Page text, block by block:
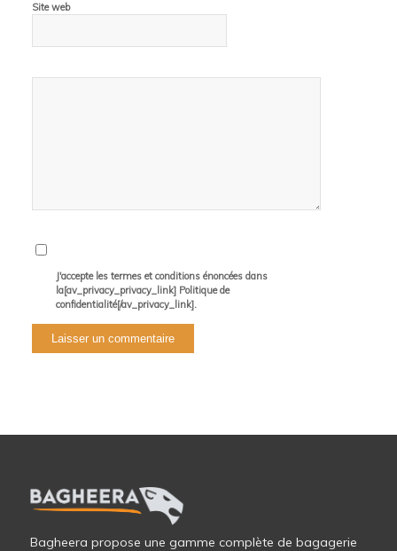
Site web
J'accepte les termes et conditions énoncées dans
la[av_privacy_privacy_link] Politique de
confidentialité[/av_privacy_link].
Bagheera propose une gamme complète de bagagerie